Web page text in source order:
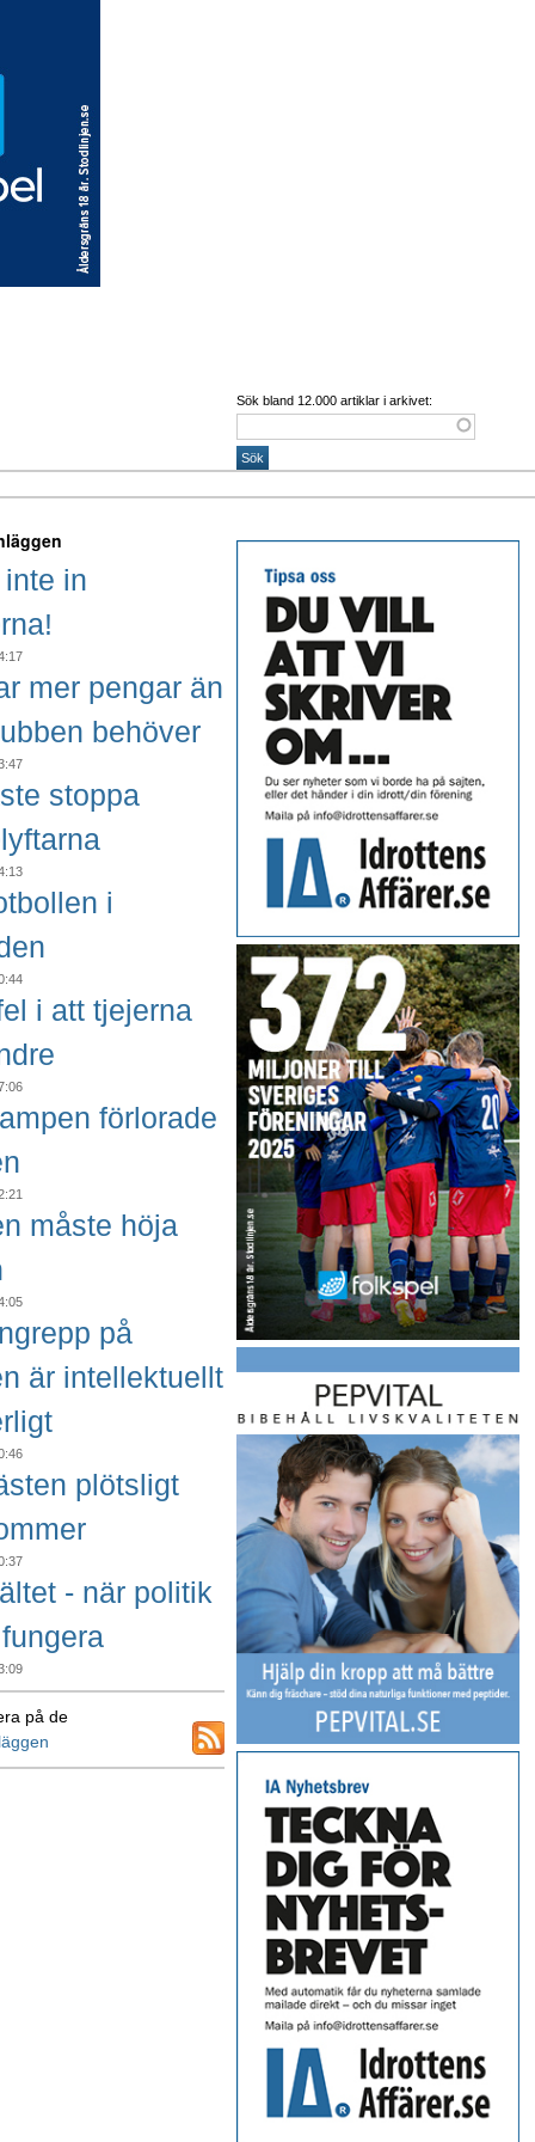
Sök bland 12.000 artiklar i arkivet:
in
mer pengar än
behöver
stoppa
i
i att tjejerna
förlorade
måste höja
på
är intellektuellt
plötsligt
- när politik
på de